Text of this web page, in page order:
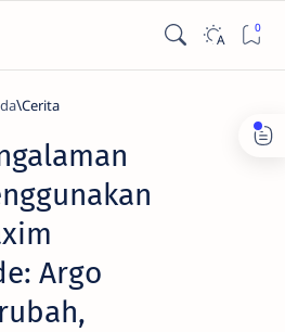
Cerita
Argo